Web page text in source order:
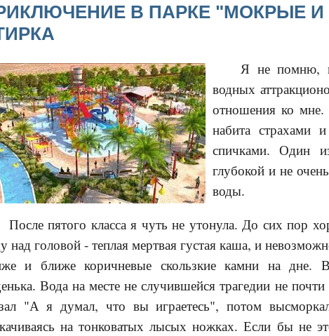
В ПАРКЕ "МОКРЫЕ
Я не помню,
водных
отношения ко мне.
набита страхами
спичками. Один
глубокой и не
воды.
После пятого класса я чуть не утонула. До сих пор
над головой - теплая мертвая густая каша, и
и ближе коричневые скользкие камни на дне.
Вода на месте не случившейся трагедии не
"А я думал, что вы играетесь", потом
на тонковатых лысых ножках. Если бы не